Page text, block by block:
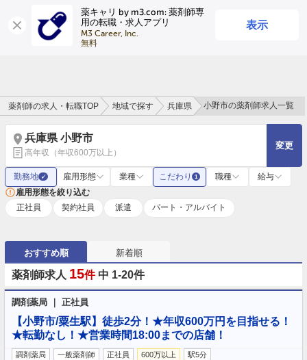
薬キャリ by m3.com: 薬剤師専
用の転職・求人アプリ
M3 Career, Inc.
無料
表示
ログイン
薬剤師の求人・転職TOP 地域で探す 兵庫県 小野市の薬剤師求人一覧
兵庫県 小野市
高年収（年収600万以上）
変更
勤務地 ✓ 雇用形態 業種 こだわり 1 職種
給与
雇用形態を絞り込む
正社員
契約社員 派遣 パート・アルバイト
おすすめ順 新着順
薬剤師求人 15件 中 1-20件
調剤薬局 ｜ 正社員
【小野市/粟生駅】徒歩2分！★年収600万円を目指せる！
★転勤なし！★営業時間18:00までの店舗！
調剤薬局 一般薬剤師 正社員 600万以上
駅5分